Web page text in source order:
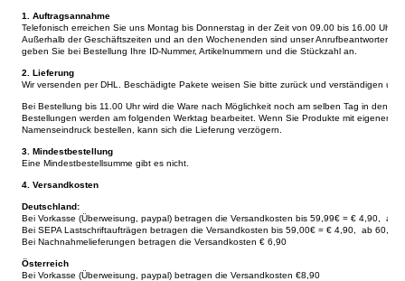
1. Auftragsannahme
Telefonisch erreichen Sie uns Montag bis Donnerstag in der Zeit von 09.00 bis 16.00 Uhr,
Außerhalb der Geschäftszeiten und an den Wochenenden sind unser Anrufbeantworter
geben Sie bei Bestellung Ihre ID-Nummer, Artikelnummern und die Stückzahl an.
2. Lieferung
Wir versenden per DHL. Beschädigte Pakete weisen Sie bitte zurück und verständigen uns
Bei Bestellung bis 11.00 Uhr wird die Ware nach Möglichkeit noch am selben Tag in den
Bestellungen werden am folgenden Werktag bearbeitet. Wenn Sie Produkte mit eigenem
Namenseindruck bestellen, kann sich die Lieferung verzögern.
3. Mindestbestellung
Eine Mindestbestellsumme gibt es nicht.
4. Versandkosten
Deutschland:
Bei Vorkasse (Überweisung, paypal) betragen die Versandkosten bis 59,99€ = € 4,90, ab
Bei SEPA Lastschriftaufträgen betragen die Versandkosten bis 59,00€ = € 4,90, ab
Bei Nachnahmelieferungen betragen die Versandkosten € 6,90
Österreich
Bei Vorkasse (Überweisung, paypal) betragen die Versandkosten €8,90